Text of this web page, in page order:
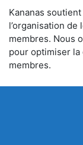
Kananas
l’organisation
membres. Nous
pour optimiser la
membres.